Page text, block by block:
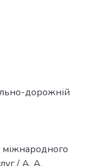
дорожній
міжнародного